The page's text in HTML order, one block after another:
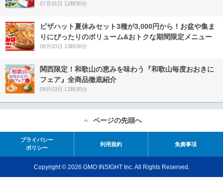
07月31日 11時30分
ピザハット夏休みセット3種が3,000円から！お盆や集ま
りにぴったりのボリューム&おトクな期間限定メニュー
08月03日 13時00分
関西限定！和歌山の恵みを味わう『和歌山毎度おおきに
フェア』全商品徹底紹介
08月03日 11時30分
ページの先頭へ
プライバシー
ポリシー
利用規約 免責事項
Copyright © 2026 GMO INSIGHT Inc. All Rights Reserved.